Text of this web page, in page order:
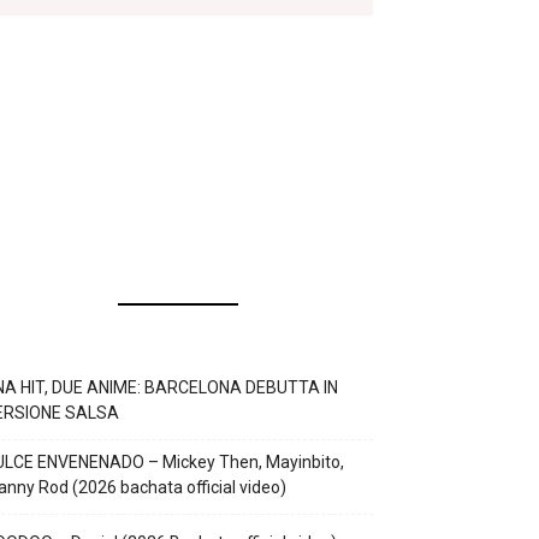
HIT, DUE ANIME: BARCELONA DEBUTTA IN
SALSA
ENVENENADO – Mickey Then, Mayinbito,
Rod (2026 bachata official video)